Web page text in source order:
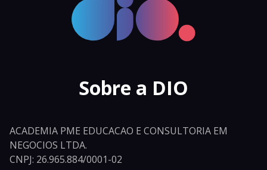
Sobre a DIO
ACADEMIA PME EDUCACAO E CONSULTORIA EM
NEGOCIOS LTDA.
CNPJ: 26.965.884/0001-02